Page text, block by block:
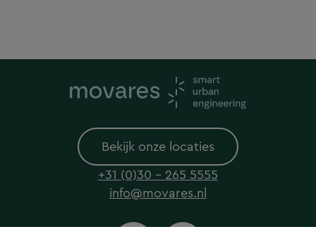
Bekijk onze locaties
+31 (0)30 - 265 5555
info@movares.nl